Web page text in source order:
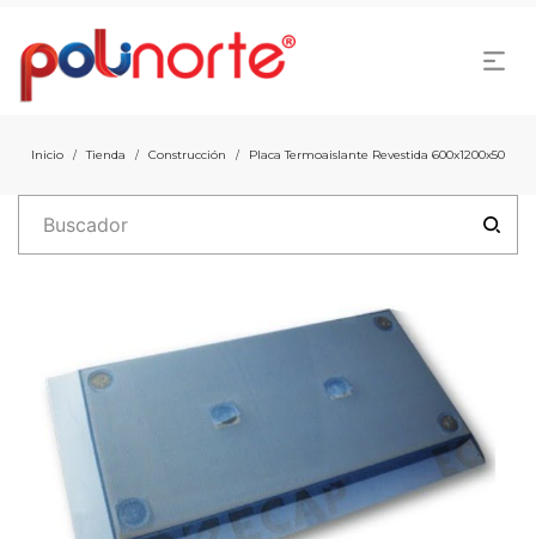
Inicio / Tienda / Construcción / Placa Termoaislante Revestida 600x1200x50